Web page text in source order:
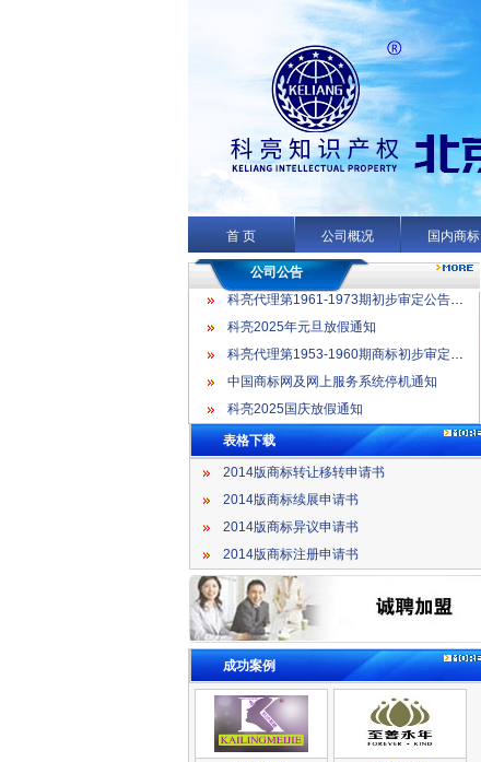
首 页 公司概况 国内商标
公司公告
科亮代理第1953-1960期商标初步审定公告名录
中国商标网及网上服务系统停机通知
科亮2025国庆放假通知
科亮代理第1961-1973期初步审定公告名录
科亮2025年元旦放假通知
科亮代理第1953-1960期商标初步审定公告名录
中国商标网及网上服务系统停机通知
科亮2025国庆放假通知
表格下载
2014版商标转让移转申请书
2014版商标续展申请书
2014版商标异议申请书
2014版商标注册申请书
成功案例